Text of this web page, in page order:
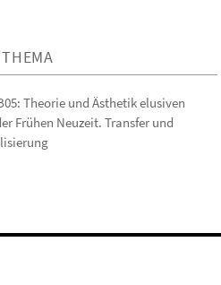
Theorie und Ästhetik elusiven
Frühen Neuzeit. Transfer und